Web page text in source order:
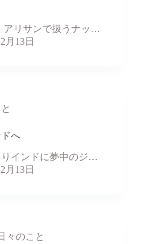
アリサンで扱うナッ…
月13日
へ
りインドに夢中のジ…
月13日
々のこと